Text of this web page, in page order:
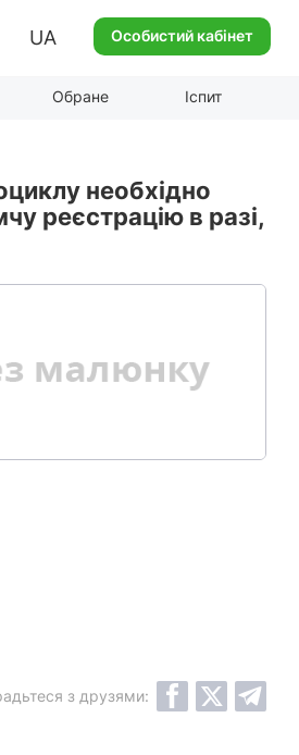
UA Особистий кабінет
Обране Іспит
необхідно
реєстрацію в разі,
з друзями: